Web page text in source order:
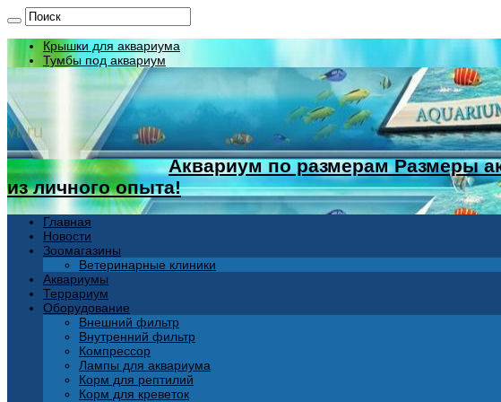
Крышки для аквариума
Тумбы под аквариум
Аквариум по размерам Размеры
из личного опыта!
Главная
Новости
Зоомагазины
Ветеринарные клиники
Аквариумы
Террариум
Оборудование
Внешний фильтр
Внутренний фильтр
Компрессор
Лампы для аквариума
Корм для рептилий
Корм для креветок